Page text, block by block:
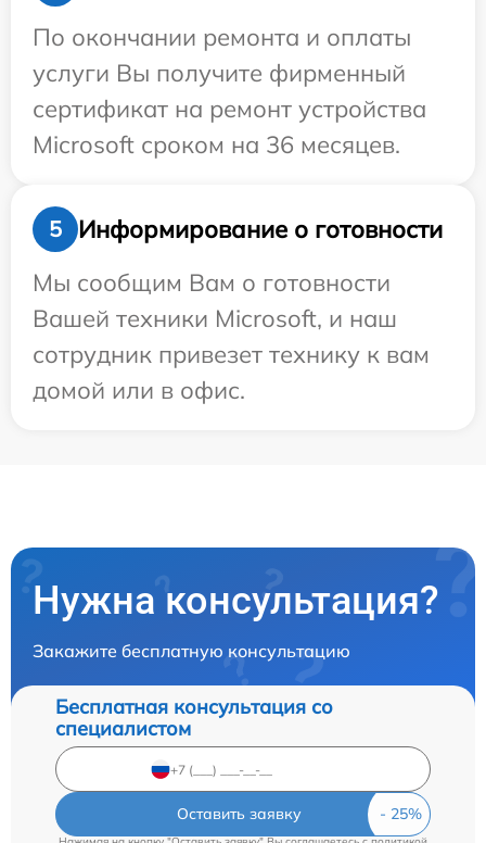
По окончании ремонта и оплаты
услуги Вы получите фирменный
сертификат на ремонт устройства
Microsoft сроком на 36 месяцев.
5
Информирование о готовности
Мы сообщим Вам о готовности
Вашей техники Microsoft, и наш
сотрудник привезет технику к вам
домой или в офис.
Нужна консультация?
Закажите бесплатную консультацию
Бесплатная консультация со
специалистом
Оставить заявку